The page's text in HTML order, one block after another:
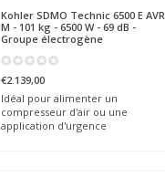
Kohler SDMO Technic 6500 E AVR
M - 101 kg - 6500 W - 69 dB -
Groupe électrogène
€2.139,00
Idéal pour alimenter un
compresseur d'air ou une
application d'urgence